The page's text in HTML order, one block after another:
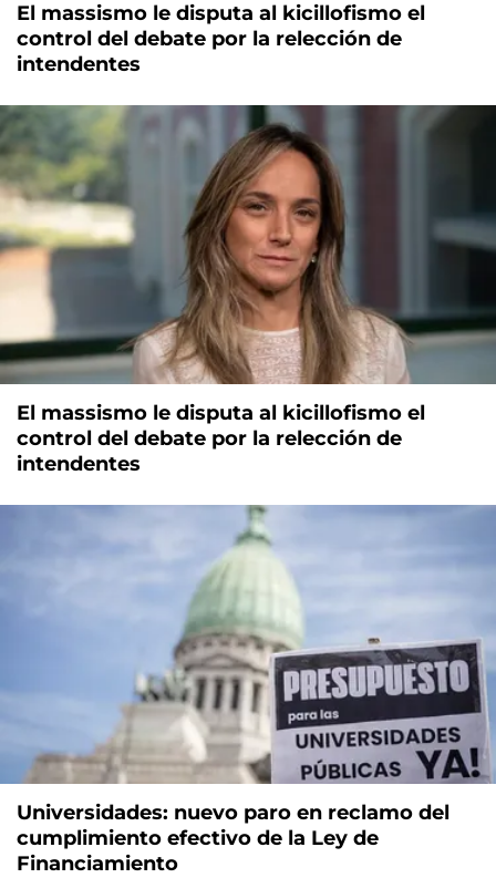
El massismo le disputa al kicillofismo el
control del debate por la relección de
intendentes
El massismo le disputa al kicillofismo el
control del debate por la relección de
intendentes
Universidades: nuevo paro en reclamo del
cumplimiento efectivo de la Ley de
Financiamiento